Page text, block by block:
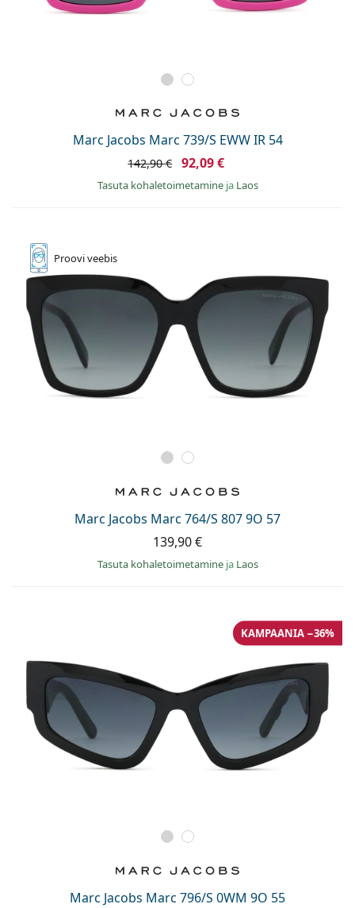
Marc Jacobs Marc 739/S EWW IR 54
142,90 € 92,09 €
Tasuta kohaletoimetamine ja Laos
Prooviveebis
Marc Jacobs Marc 764/S 807 9O 57
139,90 €
Tasuta kohaletoimetamine ja Laos
Marc Jacobs Marc 796/S 0WM 9O 55
KAMPAANIA −36%